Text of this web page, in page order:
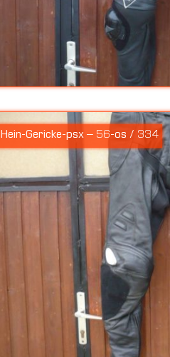
Hein-Gericke-psx – 56-os / 334